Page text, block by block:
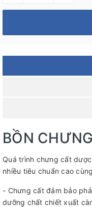
BỒN
Quá trình chưng cất
nhiều tiêu chuẩn cao
- Chưng cất đảm bảo
dưỡng chất chiết xuất